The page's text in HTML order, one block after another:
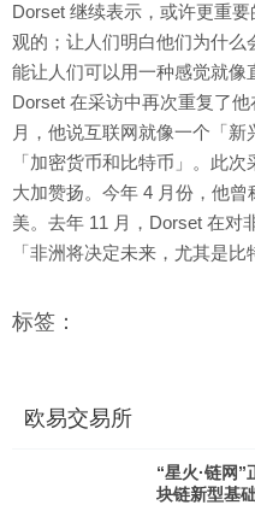
Dorset 继续表示，或许更重
观的；让人们明白他们为什
能让人们可以用一种感觉就像
Dorset 在采访中再次重复了
月，他说互联网就像一个「
「加密货币和比特币」。此
大加赞扬。今年 4 月份，他
美。去年 11 月，Dorset 在对
「非洲将决定未来，尤其是比
标签：
欧易交易所
“星火·链网
块链新型基